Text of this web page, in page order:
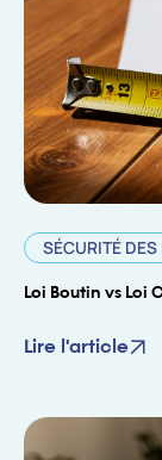
SÉCURITÉ
Loi Boutin vs Loi
Lire l'article